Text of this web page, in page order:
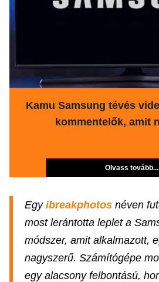
Kamu Samsung tévés
kommentelők, amit
Olvass tovább...
Egy ibreakphotos néven
most lerántotta leplet a
módszer, amit alkalmazott,
nagyszerű. Számítógépe
egy alacsony felbontású,